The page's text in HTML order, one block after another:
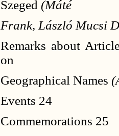
Szeged (Máté
Frank, László Mucsi
Remarks about
on
Geographical Names
Events 24
Commemorations 25